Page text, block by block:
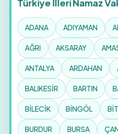
Türkiye İlleri Namaz
ADANA ADIYAMAN
AĞRI AKSARAY
ANTALYA ARDAHAN
BALIKESİR BARTIN
BİLECİK BİNGÖL
BURDUR BURSA